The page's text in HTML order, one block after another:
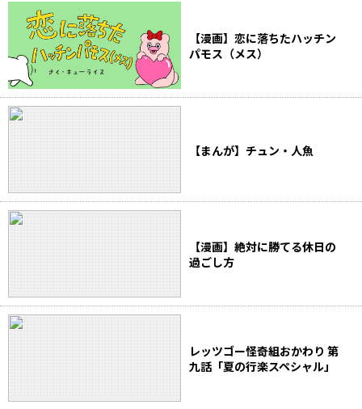
【漫画】恋に落ちたハッチン
パモス（メス）
【まんが】チュン・人魚
【漫画】絶対に勝てる休日の
過ごし方
レッツゴー怪奇組おかわり 第
九話「夏の行楽スペシャル」